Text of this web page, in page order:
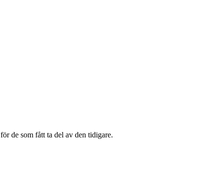
för de som fått ta del av den tidigare.